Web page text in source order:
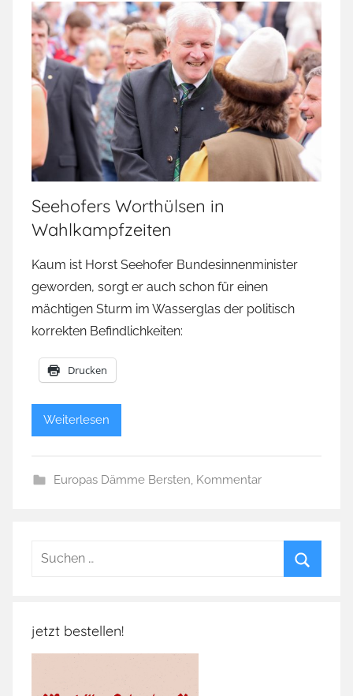
Seehofers Worthülsen in
Wahlkampfzeiten
Kaum ist Horst Seehofer Bundesinnenminister
geworden, sorgt er auch schon für einen
mächtigen Sturm im Wasserglas der politisch
korrekten Befindlichkeiten:
Drucken
Weiterlesen
Europas Dämme Bersten Kommentar
Suchen
jetzt bestellen!